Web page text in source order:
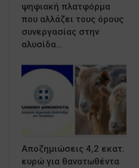
ψηφιακή πλατφόρμα
που αλλάζει τους όρους
συνεργασίας στην
αλυσίδα…
Αποζημιώσεις 4,2 εκατ.
ευρώ για θανατωθέντα